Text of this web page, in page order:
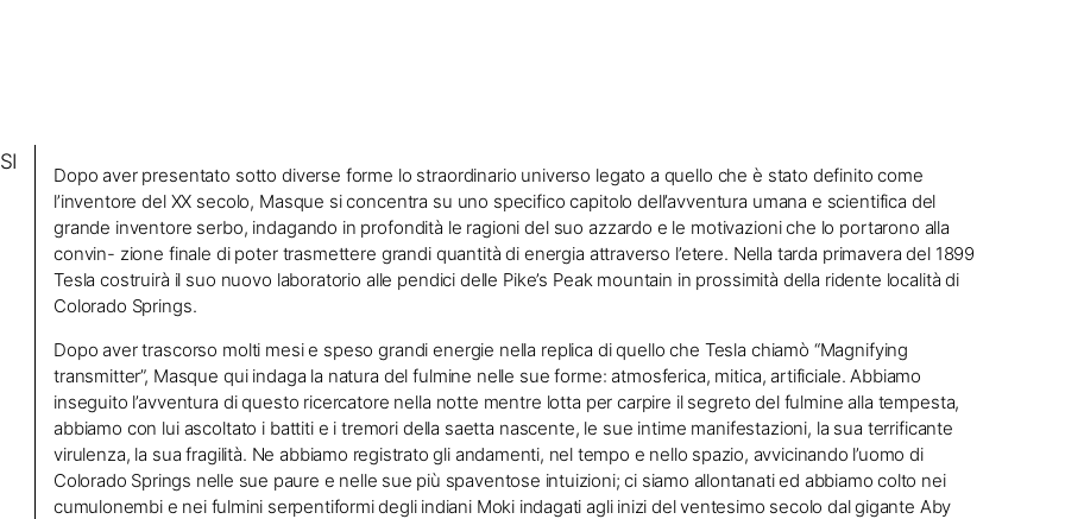
Dopo aver presentato sotto diverse forme lo straordinario universo legato a quello che è stato definito come
l’inventore del XX secolo, Masque si concentra su uno specifico capitolo dell’avventura umana e scientifica del
grande inventore serbo, indagando in profondità le ragioni del suo azzardo e le motivazioni che lo portarono alla
convin- zione finale di poter trasmettere grandi quantità di energia attraverso l’etere. Nella tarda primavera del 1899
Tesla costruirà il suo nuovo laboratorio alle pendici delle Pike’s Peak mountain in prossimità della ridente località di
Colorado Springs.
Dopo aver trascorso molti mesi e speso grandi energie nella replica di quello che Tesla chiamò “Magnifying
transmitter”, Masque qui indaga la natura del fulmine nelle sue forme: atmosferica, mitica, artificiale. Abbiamo
inseguito l’avventura di questo ricercatore nella notte mentre lotta per carpire il segreto del fulmine alla tempesta,
abbiamo con lui ascoltato i battiti e i tremori della saetta nascente, le sue intime manifestazioni, la sua terrificante
virulenza, la sua fragilità. Ne abbiamo registrato gli andamenti, nel tempo e nello spazio, avvicinando l’uomo di
Colorado Springs nelle sue paure e nelle sue più spaventose intuizioni; ci siamo allontanati ed abbiamo colto nei
cumulonembi e nei fulmini serpentiformi degli indiani Moki indagati agli inizi del ventesimo secolo dal gigante Aby